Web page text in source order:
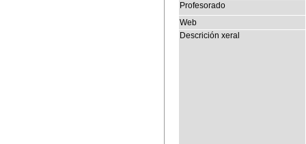
Profesorado
Web
Descrición xeral